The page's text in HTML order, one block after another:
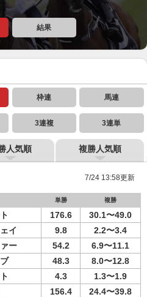
結果
枠連 馬連
3連複 3連単
人気順 複勝人気順
7/24 13:58更新
単勝 複勝
176.6
30.1〜49.0
イ 9.8
2.2〜3.4
ー 54.2
6.9〜11.1
48.3
8.0〜12.8
4.3
1.3〜1.9
156.4
24.4〜39.8